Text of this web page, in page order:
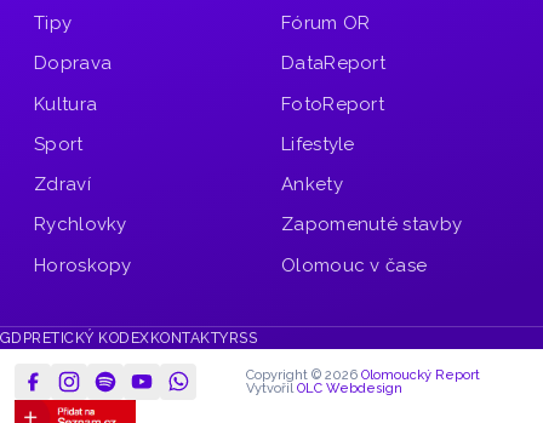
Tipy
Doprava
Kultura
Sport
Zdraví
Rychlovky
Horoskopy
Fórum OR
DataReport
FotoReport
Lifestyle
Ankety
Zapomenuté stavby
Olomouc v čase
GDPR ETICKÝ KODEXKONTAKTYRSS
Copyright © 2026 Olomoucký Report
VytvořilOLC Webdesign